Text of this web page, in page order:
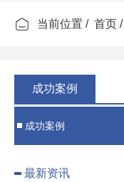
当前位置 / 首页 /
成功案例
成功案例
最新资讯